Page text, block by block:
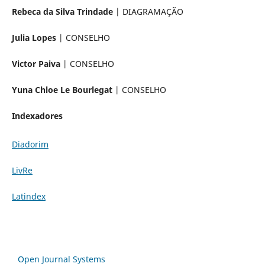
Rebeca da Silva Trindade| DIAGRAMAÇÃO
Julia Lopes| CONSELHO
Victor Paiva | CONSELHO
Yuna Chloe Le Bourlegat | CONSELHO
Indexadores
Diadorim
LivRe
Latindex
Open Journal Systems